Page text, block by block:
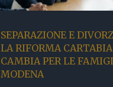
SEPARAZIONE E
LA RIFORMA
CAMBIA PER LE
MODENA